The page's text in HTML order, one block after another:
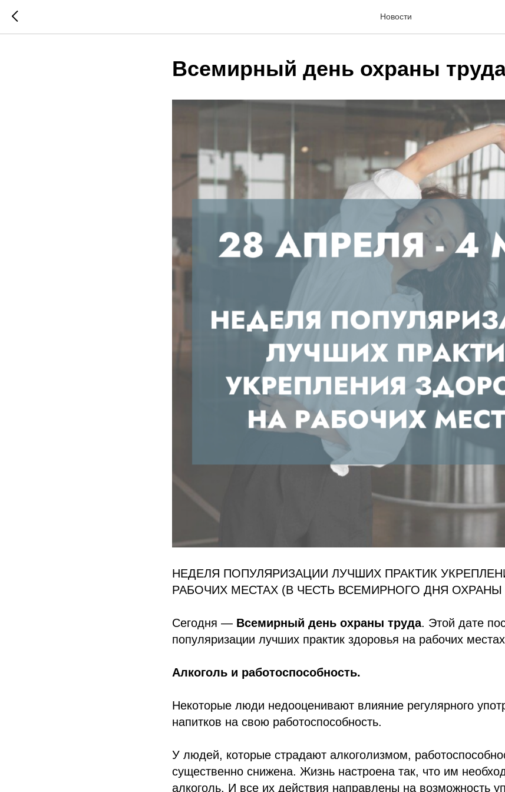
Новости
Всемирный день охраны
НЕДЕЛЯ ПОПУЛЯРИЗАЦИИ ЛУЧШИХ ПРАКТИК
РАБОЧИХ МЕСТАХ (В ЧЕСТЬ ВСЕМИРНОГО ДНЯ ОХРАНЫ
Сегодня — Всемирный день охраны труда. Этой дате
популяризации лучших практик здоровья на рабочих
Алкоголь и работоспособность.
Некоторые люди недооценивают влияние регулярного
напитков на свою работоспособность.
У людей, которые страдают алкоголизмом,
существенно снижена. Жизнь настроена так, что им
алкоголь. И все их действия направлены на возможность